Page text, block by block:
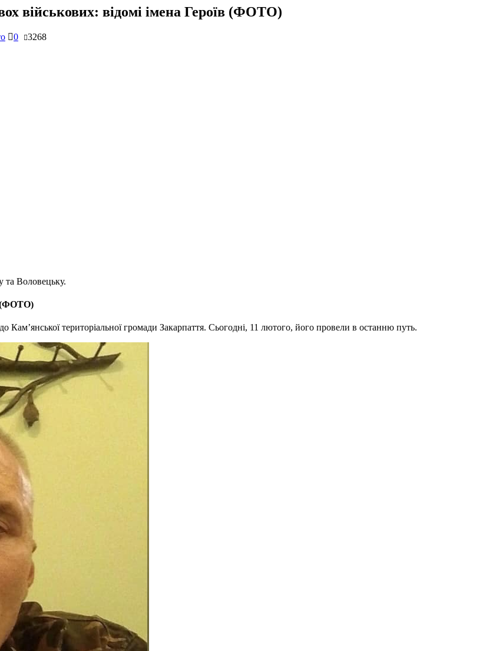
військових: відомі імена Героїв (ФОТО)
0 3268
та Воловецьку.
територіальної громади Закарпаття. Сьогодні, 11 лютого, його провели в останню путь.